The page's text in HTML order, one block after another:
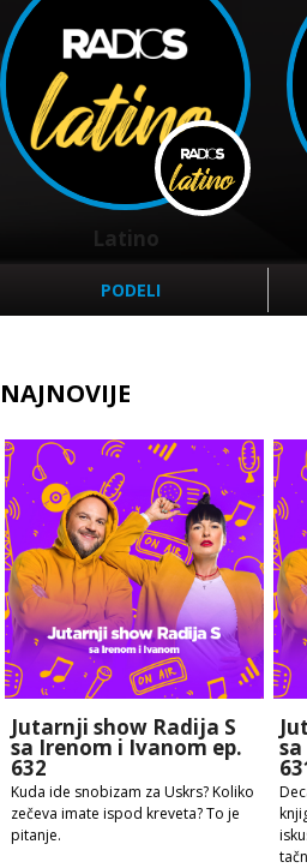
Latino
PODELI
NAJNOVIJE
Jutarnji show Radija S
sa Irenom i Ivanom ep.
632
Kuda ide snobizam za Uskrs? Koliko
zečeva imate ispod kreveta? To je
pitanje.